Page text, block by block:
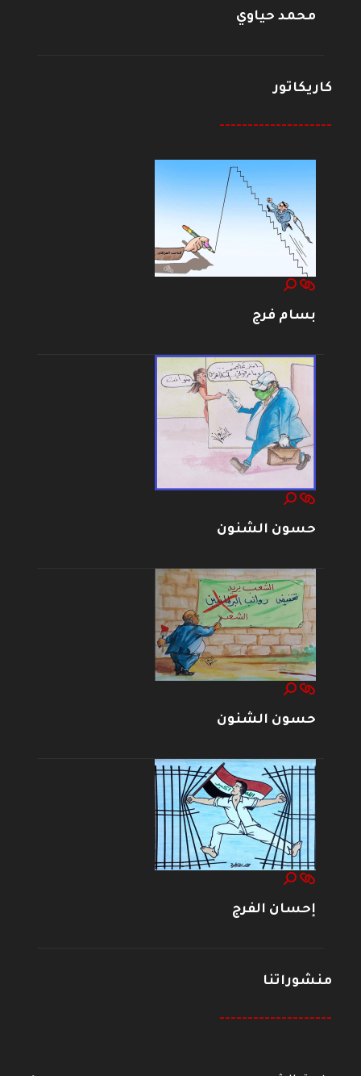
محمد حياوي
كاريكاتور
--------------------
بسام فرج
حسون الشنون
حسون الشنون
إحسان الفرج
منشوراتنا
--------------------